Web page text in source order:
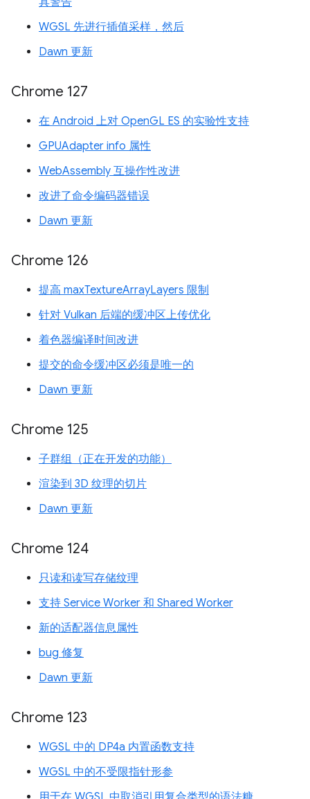
WGSL 先进行插值采样，然后
Dawn 更新
Chrome 127
在 Android 上对 OpenGL ES 的实验性支持
GPUAdapter info 属性
WebAssembly 互操作性改进
改进了命令编码器错误
Dawn 更新
Chrome 126
提高 maxTextureArrayLayers 限制
针对 Vulkan 后端的缓冲区上传优化
着色器编译时间改进
提交的命令缓冲区必须是唯一的
Dawn 更新
Chrome 125
子群组（正在开发的功能）
渲染到 3D 纹理的切片
Dawn 更新
Chrome 124
只读和读写存储纹理
支持 Service Worker 和 Shared Worker
新的适配器信息属性
bug 修复
Dawn 更新
Chrome 123
WGSL 中的 DP4a 内置函数支持
WGSL 中的不受限指针形参